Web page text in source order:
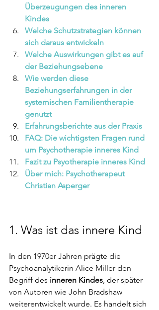
Überzeugungen des inneren
Kindes
Welche Schutzstrategien können
sich daraus entwickeln
Welche Auswirkungen gibt es auf
der Beziehungsebene
Wie werden diese
Beziehungserfahrungen in der
systemischen Familientherapie
genutzt
Erfahrungsberichte aus der Praxis
FAQ: Die wichtigsten Fragen rund
um Psychotherapie inneres Kind
Fazit zu Psyotherapie inneres Kind
Über mich: Psychotherapeut
Christian Asperger
1. Was ist das innere Kind
In den 1970er Jahren prägte die
Psychoanalytikerin Alice Miller den
Begriff des inneren Kindes , der später
von Autoren wie John Bradshaw
weiterentwickelt wurde. Es handelt sich